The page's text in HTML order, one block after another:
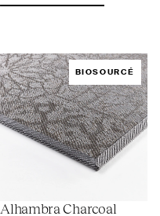
BIOSOURCÉ
Alhambra Charcoal